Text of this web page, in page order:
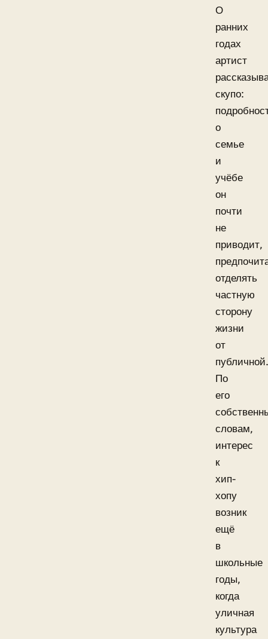
О
ранних
годах
артист
скупо:
о
семье
и
учёбе
он
почти
не
приводит,
отделять
частную
сторону
жизни
от
публичной.
По
его
словам,
интерес
к
хип-
хопу
возник
ещё
в
школьные
годы,
когда
уличная
культура